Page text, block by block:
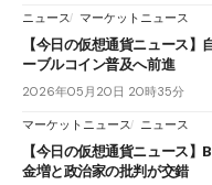
ニュース マーケットニュース
【今日の仮想通貨ニュース
ーブルコイン普及へ前進
2026年05月20日 20時35分
マーケットニュース ニュース
【今日の仮想通貨ニュース
金増と政治家の批判が交錯